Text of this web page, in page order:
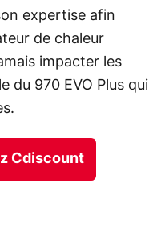
expertise afin
de chaleur
impacter les
du 970 EVO Plus qui
Cdiscount